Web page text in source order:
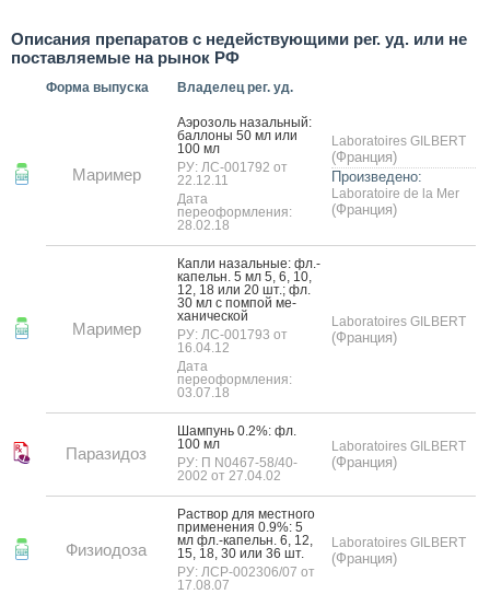
Описания препаратов с недействующими рег. уд. или не
поставляемые на рынок РФ
Форма выпуска Владелец рег. уд.
Маример
А­эро­золь на­заль­ный:
бал­ло­ны 50 мл или
100 мл
РУ: ЛС-001792 от
22.12.11
Дата
переоформления:
28.02.18
Laboratoires GILBERT
(Франция)
Произведено:
Laboratoire de la Mer
(Франция)
Маример
Кап­ли на­заль­ные: фл.-
ка­пельн. 5 мл 5, 6, 10,
12, 18 или 20 шт.; фл.
30 мл с пом­пой ме­
хани­чес­кой
РУ: ЛС-001793 от
16.04.12
Дата
переоформления:
03.07.18
Laboratoires GILBERT
(Франция)
Паразидоз
Шам­пунь 0.2%: фл.
100 мл
РУ: П N0467-58/40-
2002 от 27.04.02
Laboratoires GILBERT
(Франция)
Физиодоза
Рас­твор для мес­тно­го
при­мене­ния 0.9%: 5
мл фл.-ка­пельн. 6, 12,
15, 18, 30 или 36 шт.
РУ: ЛСР-002306/07 от
17.08.07
Laboratoires GILBERT
(Франция)